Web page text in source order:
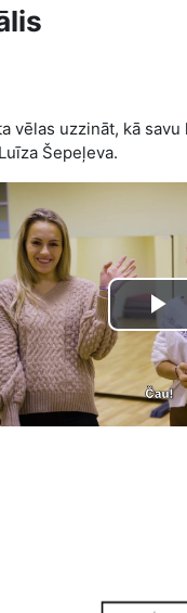
vēlas uzzināt, kā
Šepeļeva.